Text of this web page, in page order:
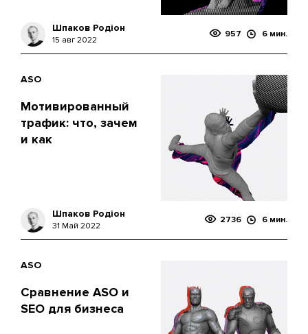
Шпаков Родіон
15 авг 2022
957 6 мин.
ASO
Мотивированный
трафик: что, зачем
и как
Шпаков Родіон
31 Май 2022
2736 6 мин.
ASO
Сравнение ASO и
SEO для бизнеса